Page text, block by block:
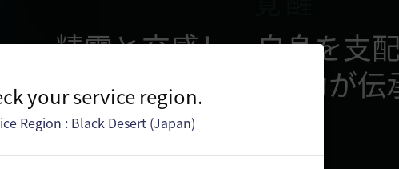
your service region.
Region : Black Desert (Japan)
精霊と交感し、自身を支配
カーマスリブの完全な力が伝